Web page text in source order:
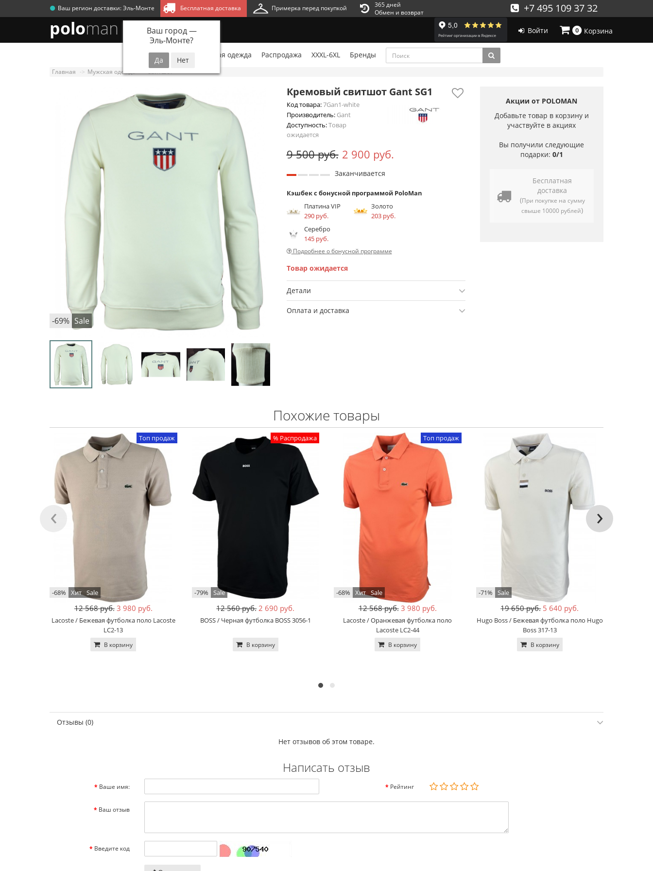
Ваш регион доставки:Эль-Монте
Ваш город —
Эль-Монте?
Бесплатная доставка Примерка перед покупкой
365 дней
Обмен и возврат
+7 495 109 37 32
Войти 0 Корзина
poloman
Новинки Мужская одежда Распродажа XXXL-6XL Бренды
Главная Мужская одежда Свитшот
-69% Sale
Кремовый свитшот Gant SG1
Код товара:7Gan1-white
Производитель:Gant
Доступность:Товар
ожидается
9 500 руб. 2 900 руб.
Заканчивается
Кэшбек с бонусной программой PoloMan
Платина VIP
290 руб.
Золото
203 руб.
Серебро
145 руб.
Подробнее о бонусной программе
Товар ожидается
Детали
Оплата и доставка
Акции от POLOMAN
Добавьте товар в корзину и
участвуйте в акциях
Вы получили следующие
подарки: 0/1
Бесплатная
доставка
(При покупке на сумму
свыше 10000 рублей)
Похожие товары
Топ продаж
-68% Хит Sale
12 568 руб. 3 980 руб.
Lacoste / Бежевая футболка поло Lacoste
LC2-13
В корзину
% Распродажа
-79% Sale
12 560 руб. 2 690 руб.
BOSS / Черная футболка BOSS 3056-1
В корзину
Топ продаж
-68% Хит Sale
12 568 руб. 3 980 руб.
Lacoste / Оранжевая футболка поло
Lacoste LC2-44
В корзину
-71% Sale
19 650 руб. 5 640 руб.
Hugo Boss / Бежевая футболка поло Hugo
Boss 317-13
В корзину
‹ ›
Отзывы (0)
Нет отзывов об этом товаре.
Написать отзыв
Ваше имя: Рейтинг
Ваш отзыв
Введите код